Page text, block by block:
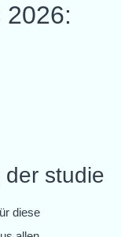
studie
diese